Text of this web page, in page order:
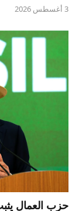
3 أغسطس 2026
حزب العمال